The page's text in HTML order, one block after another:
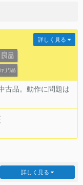
古品。動作に問題は
詳しく見る
詳しく見る